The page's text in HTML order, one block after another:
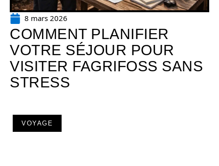
8 mars 2026
COMMENT PLANIFIER
VOTRE SÉJOUR POUR
VISITER FAGRIFOSS SANS
STRESS
VOYAGE